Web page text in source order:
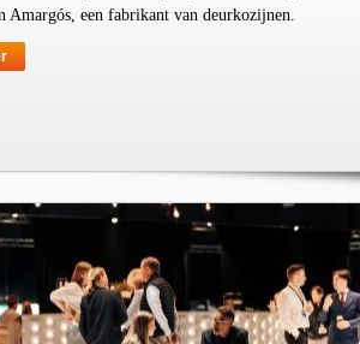
Amargós, een fabrikant van deurkozijnen.